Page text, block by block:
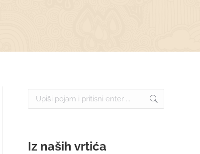
Search:
Iz naših vrtića